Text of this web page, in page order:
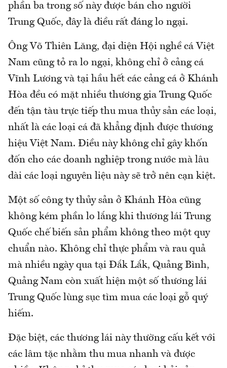
phần ba trong số này được bán cho người
Trung Quốc, đây là điều rất đáng lo ngại.
Ông Võ Thiên Lăng, đại diện Hội nghề cá Việt
Nam cũng tỏ ra lo ngại, không chỉ ở cảng cá
Vĩnh Lương và tại hầu hết các cảng cá ở Khánh
Hòa đều có mặt nhiều thương gia Trung Quốc
đến tận tàu trực tiếp thu mua thủy sản các loại,
nhất là các loại cá đã khẳng định được thương
hiệu Việt Nam. Điều này không chỉ gây khốn
đốn cho các doanh nghiệp trong nước mà lâu
dài các loại nguyên liệu này sẽ trở nên cạn kiệt.
Một số công ty thủy sản ở Khánh Hòa cũng
không kém phần lo lắng khi thương lái Trung
Quốc chế biến sản phẩm không theo một quy
chuẩn nào. Không chỉ thực phẩm và rau quả
mà nhiều ngày qua tại Đắk Lắk, Quảng Bình,
Quảng Nam còn xuất hiện một số thương lái
Trung Quốc lùng sục tìm mua các loại gỗ quý
hiếm.
Đặc biệt, các thương lái này thường cấu kết với
các lâm tặc nhằm thu mua nhanh và được